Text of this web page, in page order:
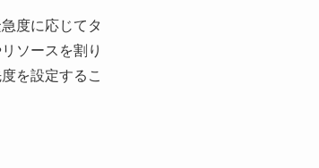
度に応じてタ
ソースを割り
を設定するこ